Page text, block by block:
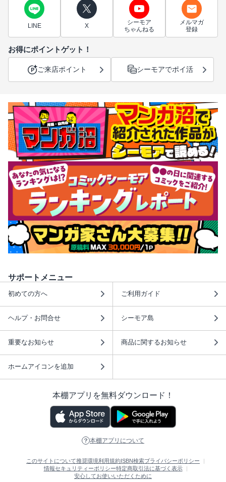
LINE X
シーモア
ちゃんねる
メルマガ
登録
お得にポイントゲット！
ご来店ポイント シーモアでポイ活
サポートメニュー
初めての方へ ご利用ガイド
ヘルプ・お問合せ シーモア島
重要なお知らせ 商品に関するお知らせ
ホームアイコンを追加
本棚アプリを無料ダウンロード！
本棚アプリについて
このサイトについて推奨環境利用規約ISBN検索プライバシーポリシー
情報セキュリティーポリシー特定商取引法に基づく表示
安心してお使いいただくために